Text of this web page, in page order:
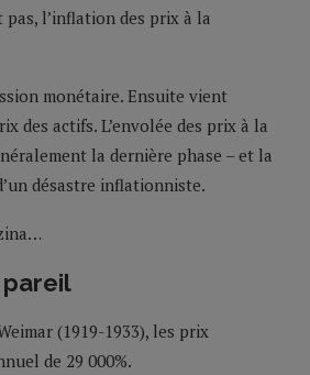
pas, l’inflation des prix à la
monétaire. Ensuite vient
des actifs. L’envolée des prix à la
la dernière phase – et la
désastre inflationniste.
pareil
(1919-1933), les prix
de 29 000%.